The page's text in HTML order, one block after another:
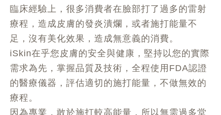
臨床經驗上，很多消費者在臉部打了過多的雷射
療程，造成皮膚的發炎潰爛，或者施打能量不
足，沒有美化效果，造成無意義的消費。
iSkin在乎您皮膚的安全與健康，堅持以您的實際
需求為先，掌握品質及技術，全程使用FDA認證
的醫療儀器，評估適切的施打能量，不做無效的
療程。
因為專業，敢於施打較高能量，所以無需過多堂